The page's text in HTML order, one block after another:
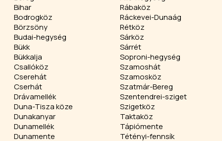
Bihar
Bodrogköz
Börzsöny
Budai-hegység
Bükk
Bükkalja
Csallóköz
Cserehát
Cserhát
Drávamellék
Duna-Tisza köze
Dunakanyar
Dunamellék
Dunamente
Rábaköz
Ráckevei-Dunaág
Rétköz
Sárköz
Sárrét
Soproni-hegység
Szamoshát
Szamosköz
Szatmár-Bereg
Szentendrei-sziget
Szigetköz
Taktaköz
Tápiómente
Tétényi-fennsík